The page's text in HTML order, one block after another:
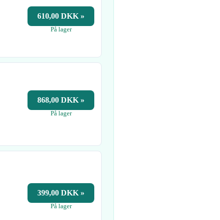
610,00 DKK »
På lager
868,00 DKK »
På lager
399,00 DKK »
På lager